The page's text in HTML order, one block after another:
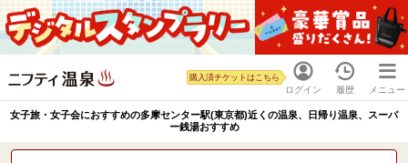
ログイン
購入済チケットはこちら
履歴 メニュー
女子旅・女子会におすすめの多摩センター駅(東京都)近くの温泉、日帰り温泉、スーパ
ー銭湯おすすめ